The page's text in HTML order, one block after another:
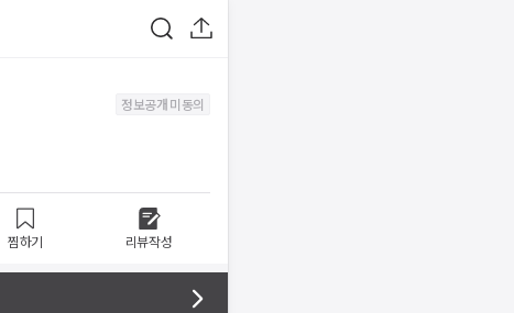
정보공개 미동의
찜하기 리뷰작성